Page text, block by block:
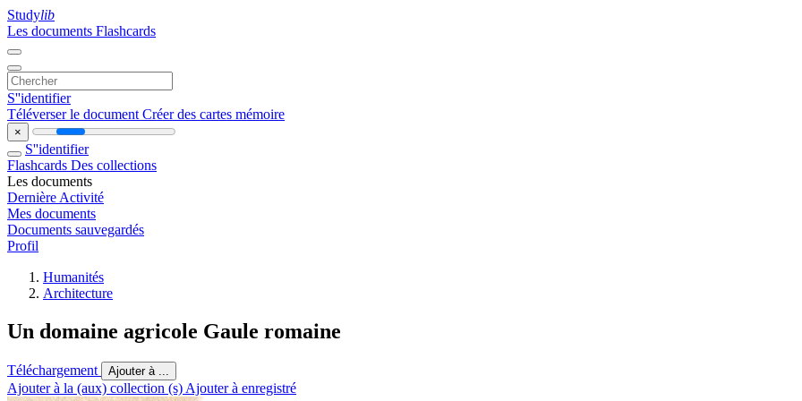
Studylib
Les documents Flashcards
S''identifier
Téléverser le document Créer des cartes mémoire
×
S''identifier
Flashcards Des collections
Les documents
Dernière Activité
Mes documents
Documents sauvegardés
Profil
Humanités
Architecture
Un domaine agricole Gaule romaine
Téléchargement Ajouter à ...
Ajouter à la (aux) collection (s) Ajouter à enregistré